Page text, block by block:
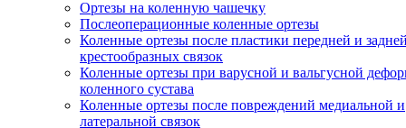
Ортезы на коленную чашечку
Послеоперационные коленные ортезы
Коленные ортезы после пластики передней и
крестообразных связок
Коленные ортезы при варусной и вальгусной
коленного сустава
Коленные ортезы после повреждений медиальной и
латеральной связок